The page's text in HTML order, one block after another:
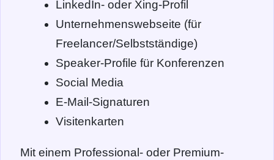
LinkedIn- oder Xing-Profil
Unternehmenswebseite (für
Freelancer/Selbstständige)
Speaker-Profile für Konferenzen
Social Media
E-Mail-Signaturen
Visitenkarten
Mit einem Professional- oder Premium-